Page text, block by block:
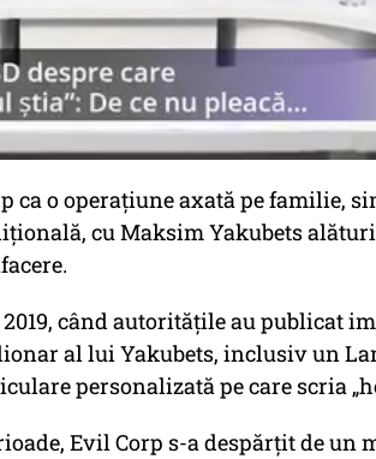
ca o operațiune axată pe familie,
cu Maksim Yakubets
când autoritățile au publicat
al lui Yakubets, inclusiv un
personalizată pe care scria
Evil Corp s-a despărțit de un